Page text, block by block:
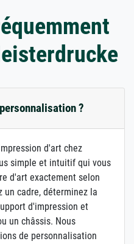
?
d'art chez
simple et intuitif qui vous
d'art exactement selon
un cadre, déterminez la
d'impression et
un châssis. Nous
de personnalisation